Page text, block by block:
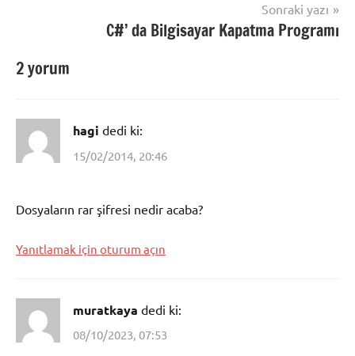
#
otomasyonu
c
asker
dagıtım
Sonraki yazı
C#’ da Bilgisayar Kapatma Programı
2 yorum
hagi dedi ki:
15/02/2014, 20:46
Dosyaların rar şifresi nedir acaba?
Yanıtlamak için oturum açın
muratkaya dedi ki:
08/10/2023, 07:53